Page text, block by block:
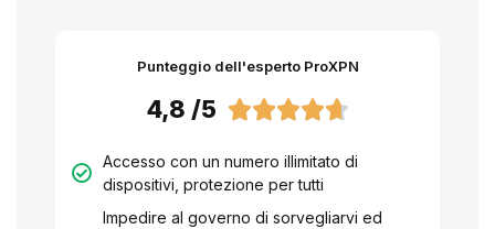
Punteggio dell'esperto ProXPN
4,8 /5 
Accesso con un numero illimitato di
dispositivi, protezione per tutti
Impedire al governo di sorvegliarvi ed